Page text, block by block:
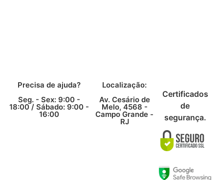
Precisa de ajuda?
Seg. - Sex: 9:00 -
18:00 / Sábado: 9:00 -
16:00
Localização:
Av. Cesário de
Melo, 4568 -
Campo Grande -
RJ
Certificados
de
segurança.